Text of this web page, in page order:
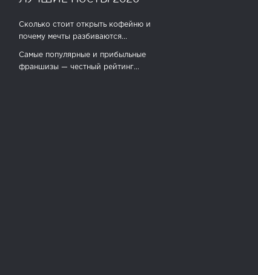
Сколько стоит открыть кофейню и
почему мечты разбиваются...
Самые популярные и прибыльные
франшизы — честный рейтинг...